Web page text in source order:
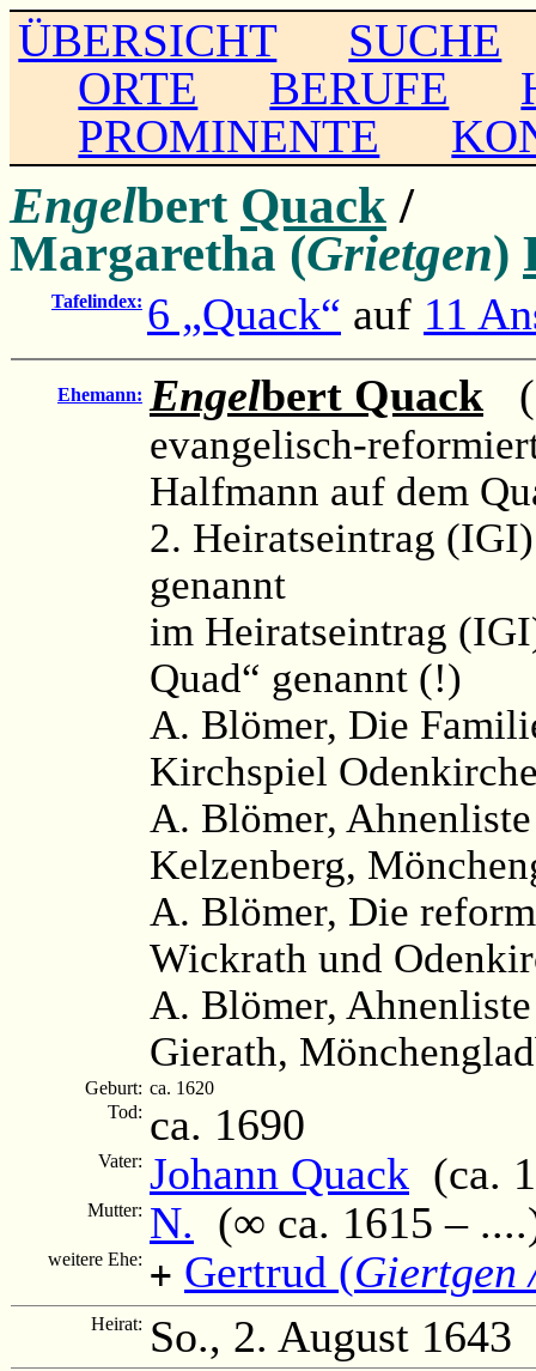
ÜBERSICHT
SUCHE
ORTE
BERUFE
PROMINENTE
Engelbert Quack /
Margaretha (Grietgen)
Tafelindex: 6 „Quack“ auf 11
Ehemann: Engelbert Quack
evangelisch-
Halfmann auf dem
2. Heiratseintrag
genannt
im Heiratseintrag
Quad“ genannt (!)
A. Blömer, Die
Kirchspiel
A. Blömer,
Kelzenberg,
A. Blömer, Die
Wickrath und
A. Blömer,
Gierath,
Geburt: ca. 1620
Tod: ca. 1690
Vater: Johann Quack (ca.
Mutter: N. (∞ ca. 1615 –
weitere Ehe: + Gertrud (Giertgen
Heirat: So., 2. August 1643